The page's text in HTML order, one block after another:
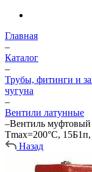
Главная
–
Каталог
–
Трубы, фитинги и
чугуна
–
Вентили латунные
–Вентиль
Тmax=200°C,
Назад